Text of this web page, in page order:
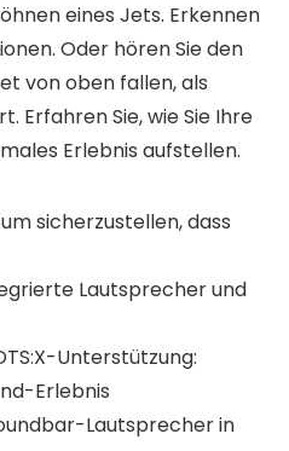
eines Jets. Erkennen
Oder hören Sie den
von oben fallen, als
Erfahren Sie, wie Sie Ihre
Erlebnis aufstellen.
sicherzustellen, dass
Lautsprecher und
Unterstützung:
Erlebnis
Lautsprecher in